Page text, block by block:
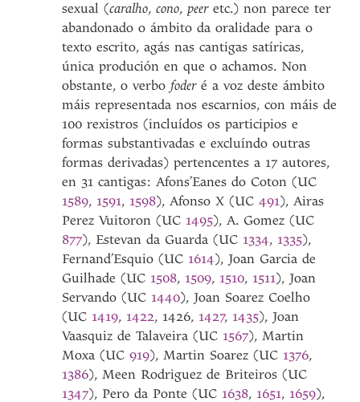
sexual (caralho,cono,peeretc.) non parece ter
abandonado o ámbito da oralidade para o
texto escrito, agás nas cantigas satíricas,
única produción en que o achamos. Non
obstante, o verbofoderé a voz deste ámbito
máis representada nos escarnios, con máis de
100 rexistros (incluídos os participios e
formas substantivadas e excluíndo outras
formas derivadas) pertencentes a 17 autores,
en 31 cantigas: Afons’Eanes do Coton (UC
1589, 1591, 1598), Afonso X (UC491), Airas
Perez Vuitoron (UC 1495), A. Gomez (UC
877), Estevan da Guarda (UC 1334, 1335),
Fernand’Esquio (UC 1614), Joan Garcia de
Guilhade (UC 1508, 1509, 1510, 1511), Joan
Servando (UC 1440), Joan Soarez Coelho
(UC 1419, 1422, 1426, 1427, 1435), Joan
Vaasquiz de Talaveira (UC 1567), Martin
Moxa (UC919), Martin Soarez (UC 1376,
1386), Meen Rodriguez de Briteiros (UC
1347), Pero da Ponte (UC 1638, 1651, 1659),